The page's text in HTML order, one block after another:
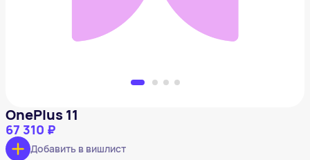
OnePlus 11
67 310 ₽
Добавить в вишлист